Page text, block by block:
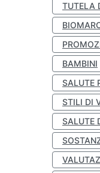
TUTELA
BAMBINI
SALUTE
STILI DI
SALUTE